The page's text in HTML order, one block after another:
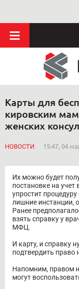
Карты для
кировским
женских
НОВОСТИ 15:47, 04
Их можно будет
постановке на учет
упростит
лишние инстанции,
Ранее
взять справку у
МФЦ.
И карту, и справку
подтвердить право
Напомним, правом
могут